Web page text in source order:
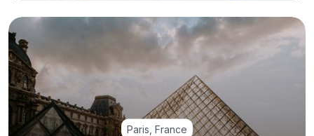
Paris, France